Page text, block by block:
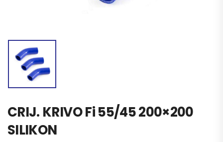
CRIJ. KRIVO Fi 55/45 200×200
SILIKON